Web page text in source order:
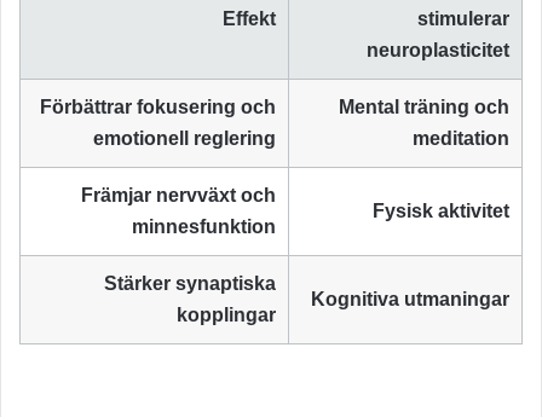
stimulerar
neuroplasticitet
Effekt
Mental träning och
meditation
Förbättrar fokusering och
emotionell reglering
Fysisk aktivitet
Främjar nervväxt och
minnesfunktion
Kognitiva utmaningar
Stärker synaptiska
kopplingar